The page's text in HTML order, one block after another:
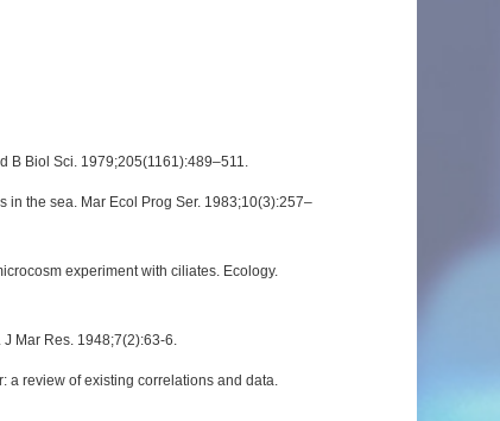
B Biol Sci. 1979;205(1161):489–511.
in the sea. Mar Ecol Prog Ser. 1983;10(3):257–
experiment with ciliates. Ecology.
J Mar Res. 1948;7(2):63-6.
a review of existing correlations and data.